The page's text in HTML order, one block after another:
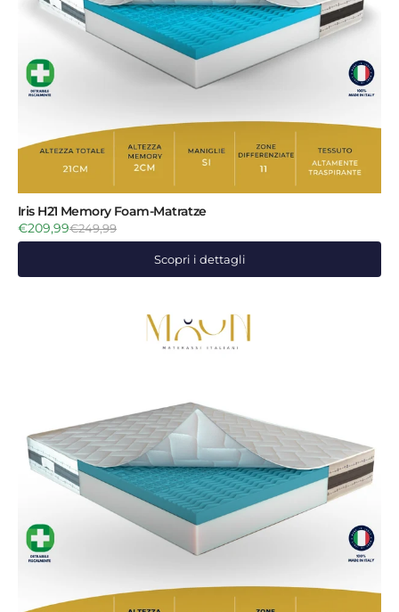
Iris H21 Memory Foam-Matratze
€209,99€249,99
Scopri i dettagli